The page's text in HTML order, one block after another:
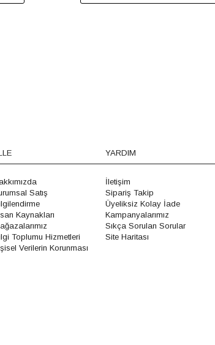
Satış
Kaynakları
Toplumu Hizmetleri
Verilerin Korunması
YARDIM
İletişim
Sipariş Takip
Üyeliksiz Kolay İade
Kampanyalarımız
Sıkça Sorulan Sorular
Site Haritası